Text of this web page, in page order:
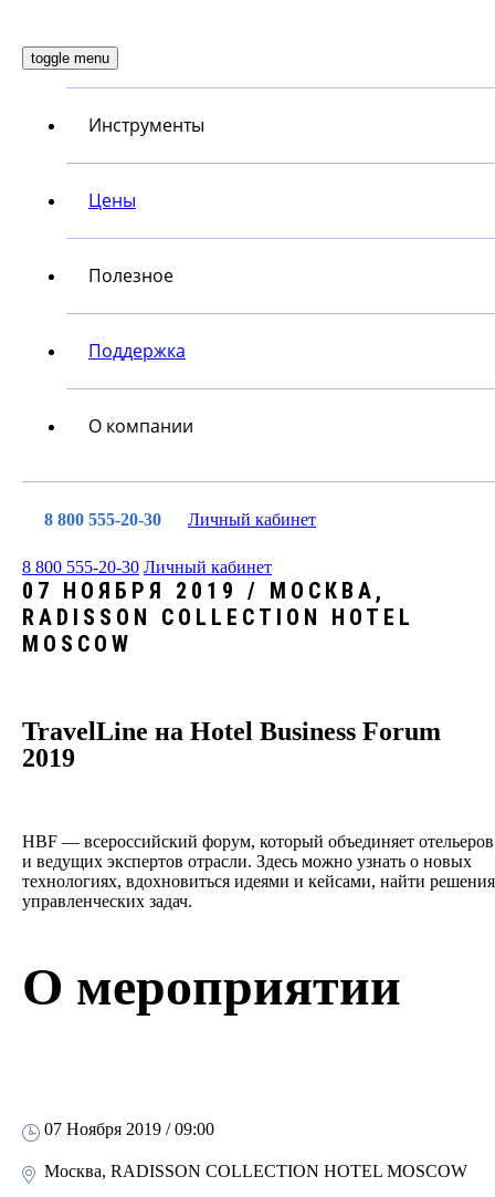
toggle menu
Инструменты
Цены
Полезное
Поддержка
О компании
8 800 555-20-30 Личный кабинет
8 800 555-20-30 Личный кабинет
07 НОЯБРЯ 2019 / МОСКВА,
RADISSON COLLECTION HOTEL
MOSCOW
TravelLine на Hotel Business Forum
2019
HBF — всероссийский форум, который объединяет отельеров
и ведущих экспертов отрасли. Здесь можно узнать о новых
технологиях, вдохновиться идеями и кейсами, найти решения
управленческих задач.
О мероприятии
07 Ноября 2019 / 09:00
Москва, RADISSON COLLECTION HOTEL MOSCOW